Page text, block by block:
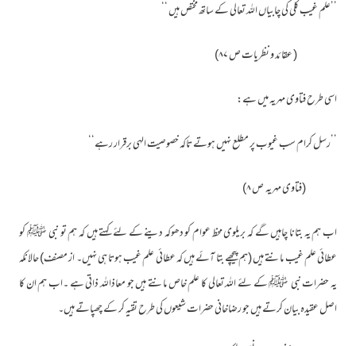
’’علم غیب کلی کی چابیاں اللہ تعالی کے ساتھ مختص ہیں ‘‘
( عقائد و نظریات ص ۸۷)
اسی طرح فتاوی مہریہ میں ہے:
’’رسل کرام سب غیوب پر مطلع نہیں ہوتے تاکہ خصوصیت الہی برقرار رہے‘‘
(فتاوی مہریہ ص ۸)
اب ہم یہ بتانا چاہیں گے کہ بریلوی محظ عوام کو دھوکہ دینے کے لئے کہتے ہیں کہ ہم تو نبی ﷺ کو
عطائی علم غیب مانتے ہیں (ہم پیچھے بتا آئے ہیں کہ عطائی علم غیب ہوتا ہی نہیں۔ از مصنف) حالانکہ
یہ حضرات نبی ﷺ کے لئے اللہ تعالی کا علم خاص مانتے ہیں جو معاذاللہ ذاتی ہے ۔اب ہم ان کا
اصل عقیدہ بیان کرتے ہیں جو رضاخانی حضرات شیعوں کی طرح تقیہ کر کے چھپاتے ہیں۔